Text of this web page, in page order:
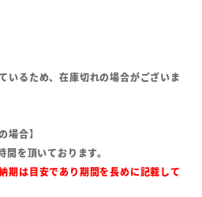
いるため、在庫切れの場合がございま
場合】
を頂いております。
期は目安であり期間を長めに記載して